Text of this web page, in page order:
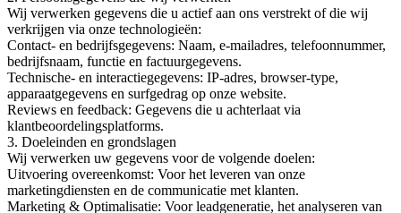
Wij verwerken gegevens die u actief aan ons verstrekt of die wij
verkrijgen via onze technologieën:
Contact- en bedrijfsgegevens: Naam, e-mailadres, telefoonnummer,
bedrijfsnaam, functie en factuurgegevens.
Technische- en interactiegegevens: IP-adres, browser-type,
apparaatgegevens en surfgedrag op onze website.
Reviews en feedback: Gegevens die u achterlaat via
klantbeoordelingsplatforms.
3. Doeleinden en grondslagen
Wij verwerken uw gegevens voor de volgende doelen:
Uitvoering overeenkomst: Voor het leveren van onze
marketingdiensten en de communicatie met klanten.
Marketing & Optimalisatie: Voor leadgeneratie, het analyseren van